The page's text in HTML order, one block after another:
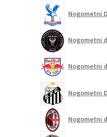
Nogometni
Nogometni
Nogometni
Nogometni
Nogometni